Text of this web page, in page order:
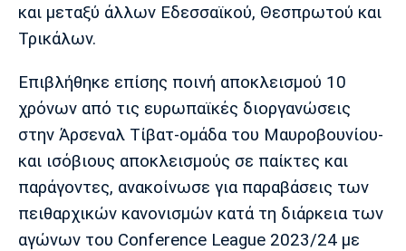
Μάντσεστερ
Γιουνάιτεντ
Τσέλσι Άρσεναλ
Λίβερπουλ
Μάντσεστερ
Σίτι
Γιουβέντους
Ίντερ Μίλαν Μπάγερν
και μεταξύ άλλων Εδεσσαϊκού, Θεσπρωτού και
Τρικάλων.
Επιβλήθηκε επίσης ποινή αποκλεισμού 10
χρόνων από τις ευρωπαϊκές διοργανώσεις
στην Άρσεναλ Τίβατ-ομάδα του Μαυροβουνίου-
και ισόβιους αποκλεισμούς σε παίκτες και
παράγοντες, ανακοίνωσε για παραβάσεις των
πειθαρχικών κανονισμών κατά τη διάρκεια των
αγώνων του Conference League 2023/24 με